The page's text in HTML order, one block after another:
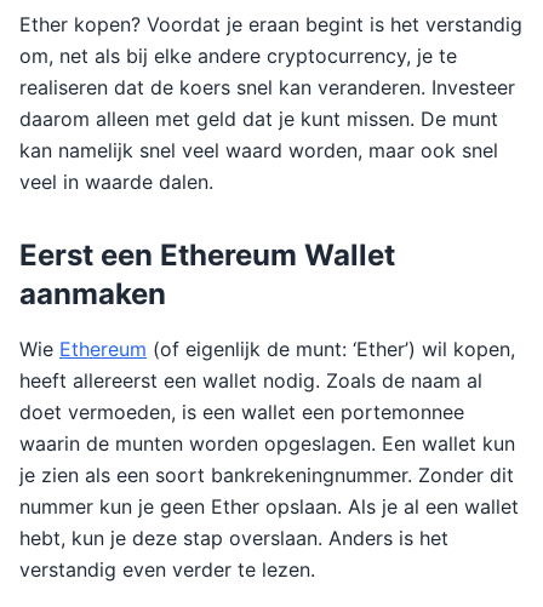
Ether kopen? Voordat je eraan begint is het verstandig
om, net als bij elke andere cryptocurrency, je te
realiseren dat de koers snel kan veranderen. Investeer
daarom alleen met geld dat je kunt missen. De munt
kan namelijk snel veel waard worden, maar ook snel
veel in waarde dalen.
Eerst een Ethereum Wallet
aanmaken
Wie Ethereum (of eigenlijk de munt: ‘Ether’) wil kopen,
heeft allereerst een wallet nodig. Zoals de naam al
doet vermoeden, is een wallet een portemonnee
waarin de munten worden opgeslagen. Een wallet kun
je zien als een soort bankrekeningnummer. Zonder dit
nummer kun je geen Ether opslaan. Als je al een wallet
hebt, kun je deze stap overslaan. Anders is het
verstandig even verder te lezen.